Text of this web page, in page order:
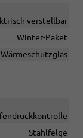
verstellbar
Winter-Paket
Wärmeschutzglas
Stahlfelge